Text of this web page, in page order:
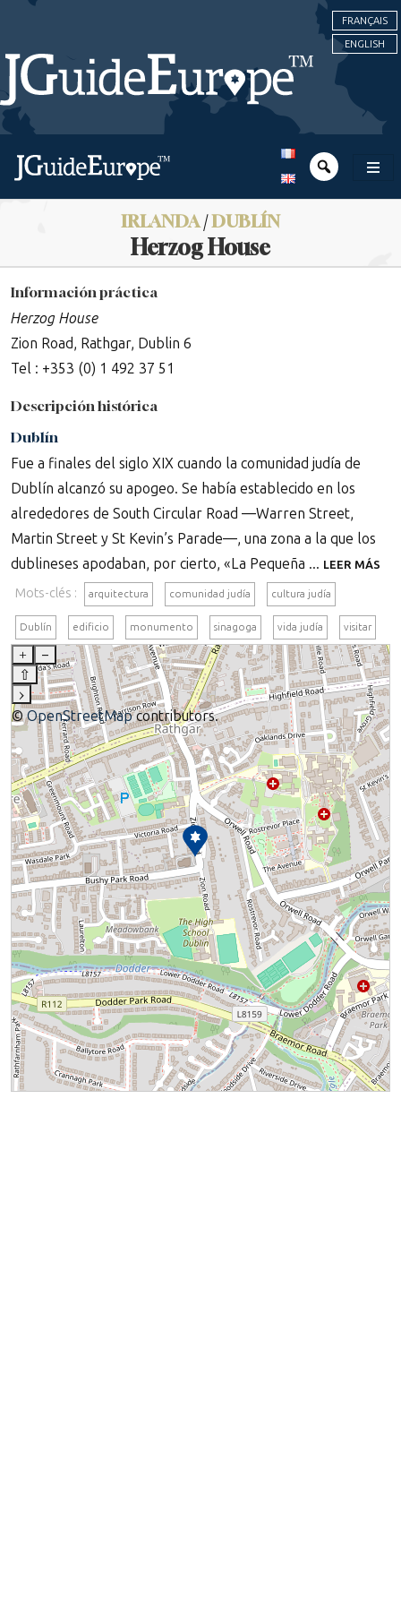
FRANÇAIS
ENGLISH
IRLANDA/DUBLÍN
Herzog House
Información práctica
Herzog House
Zion Road, Rathgar, Dublin 6
Tel : +353 (0) 1 492 37 51
Descripción histórica
Dublín
Fue a finales del siglo XIX cuando la comunidad judía de
Dublín alcanzó su apogeo. Se había establecido en los
alrededores de South Circular Road —Warren Street,
Martin Street y St Kevin’s Parade—, una zona a la que los
dublineses apodaban, por cierto, «La Pequeña ... LEER MÁS
Mots-clés : arquitectura comunidad judía cultura judía
Dublín edificio monumento sinagoga vida judía visitar
+
–
⇧
›
©OpenStreetMapcontributors.